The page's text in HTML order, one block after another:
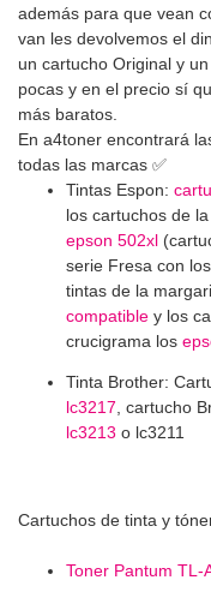
además para que vean
van les devolvemos el
un cartucho Original y
pocas y en el precio sí
más baratos.
En a4toner encontrará
todas las marcas ✅
Tintas Espon:
los cartuchos de
epson 502xl
serie Fresa con
tintas de la
compatible y los
crucigrama los
Tinta Brother:
lc3217 , cartucho
lc3213 o lc3211
Cartuchos de tinta y
Toner Pantum TL-